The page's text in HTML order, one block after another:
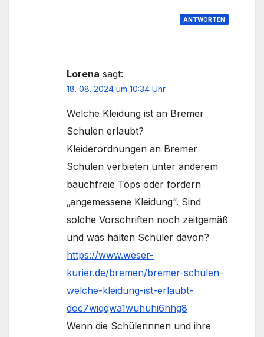
ANTWORTEN
Lorena sagt:
18. 08. 2024 um 10:34 Uhr
Welche Kleidung ist an Bremer
Schulen erlaubt?
Kleiderordnungen an Bremer
Schulen verbieten unter anderem
bauchfreie Tops oder fordern
„angemessene Kleidung“. Sind
solche Vorschriften noch zeitgemäß
und was halten Schüler davon?
https://www.weser-
kurier.de/bremen/bremer-schulen-
welche-kleidung-ist-erlaubt-
doc7wiqqwa1wuhuhi6hhg8
Wenn die Schülerinnen und ihre